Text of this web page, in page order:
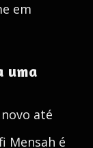
em
uma
até
Mensah é